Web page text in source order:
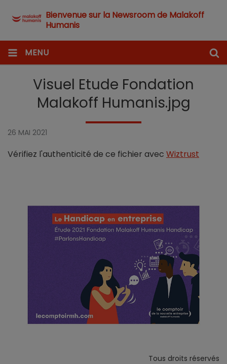
Bienvenue sur la Newsroom de Malakoff
Humanis
MENU
Visuel Etude Fondation
Malakoff Humanis.jpg
26 MAI 2021
Vérifiez l'authenticité de ce fichier avec Wiztrust
Tous droits réservés